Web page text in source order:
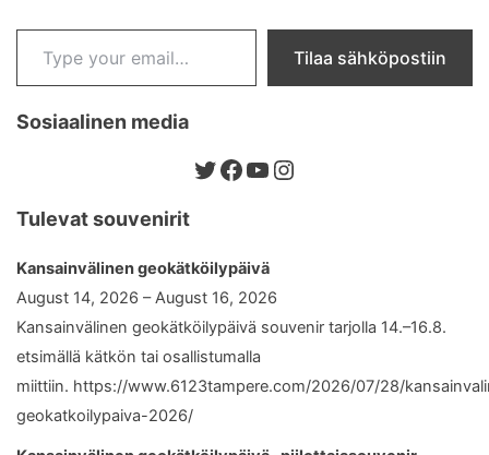
Type your email…
Tilaa sähköpostiin
Sosiaalinen media
Twitter
Facebook
YouTube
Instagram
Tulevat souvenirit
Kansainvälinen geokätköilypäivä
August 14, 2026 – August 16, 2026
Kansainvälinen geokätköilypäivä souvenir tarjolla 14.–16.8.
etsimällä kätkön tai osallistumalla
miittiin. https://www.6123tampere.com/2026/07/28/
geokatkoilypaiva-2026/